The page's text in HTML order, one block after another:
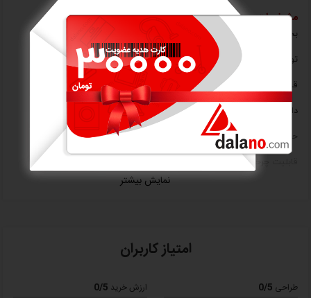
نمایش بیشتر
مشخصات
بخاری برقی سه منظوره
توان: 1000 وات
قابل استفاده به صورت ایستاده، رومیزی و دیواری
دارای لوله تلسکوپی برای تنظیم ارتفاع به صورت دلخواه
حداکثر توان گرمایشی 1000 وات
قابلیت چرخش به طرفین
دارای کنترل از راه دور
امتیاز کاربران
طراحی 0/5 ارزش خرید 0/5